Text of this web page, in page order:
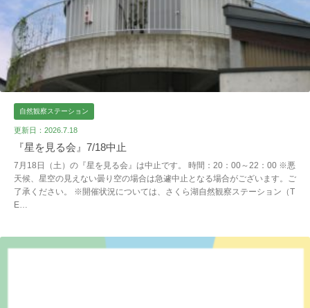
自然観察ステーション
更新日：2026.7.18
『星を見る会』7/18中止
7月18日（土）の『星を見る会』は中止です。 時間：20：00～22：00 ※悪
天候、星空の見えない曇り空の場合は急遽中止となる場合がございます。ご
了承ください。 ※開催状況については、さくら湖自然観察ステーション（T
E…